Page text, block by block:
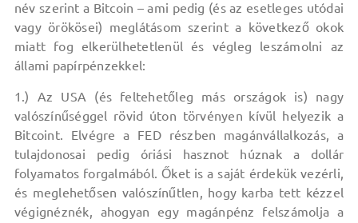
név szerint a Bitcoin – ami pedig (és az esetleges utódai
vagy örökösei) meglátásom szerint a következő okok
miatt fog elkerülhetetlenül és végleg leszámolni az
állami papírpénzekkel:
1.) Az USA (és feltehetőleg más országok is) nagy
valószínűséggel rövid úton törvényen kívül helyezik a
Bitcoint. Elvégre a FED részben magánvállalkozás, a
tulajdonosai pedig óriási hasznot húznak a dollár
folyamatos forgalmából. Őket is a saját érdekük vezérli,
és meglehetősen valószínűtlen, hogy karba tett kézzel
végignéznék, ahogyan egy magánpénz felszámolja a